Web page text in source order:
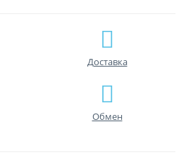
Доставка
Обмен